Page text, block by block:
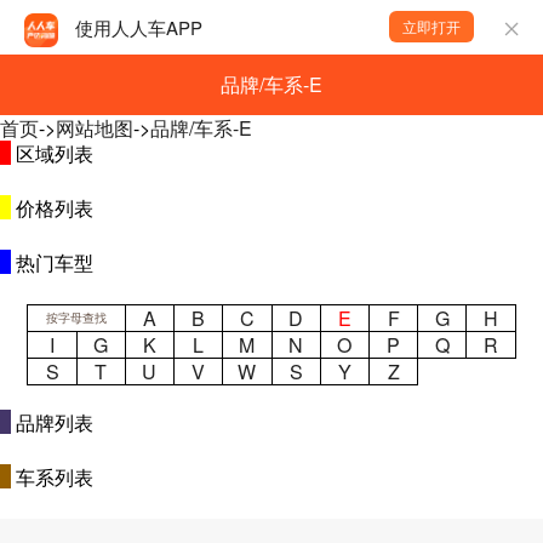
使用人人车APP 立即打开
品牌/车系-E
首页->网站地图->品牌/车系-E
区域列表
价格列表
热门车型
按字母查找 A B C D E F G
H
I
G K L M N O P Q
R
S
T U V W S Y
Z
品牌列表
车系列表